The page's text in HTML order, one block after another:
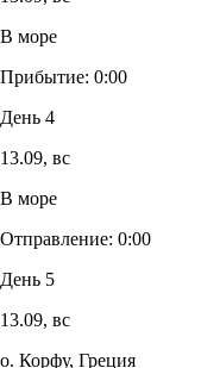
В море
Прибытие: 0:00
День 4
13.09, вс
В море
Отправление: 0:00
День 5
13.09, вс
о. Корфу, Греция